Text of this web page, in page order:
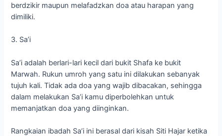
berdzikir maupun melafadzkan doa atau harapan yang
dimiliki.
3. Sa’i
Sa’i adalah berlari-lari kecil dari bukit Shafa ke bukit
Marwah. Rukun umroh yang satu ini dilakukan sebanyak
tujuh kali. Tidak ada doa yang wajib dibacakan, sehingga
dalam melakukan Sa’i kamu diperbolehkan untuk
memanjatkan doa yang diinginkan.
Rangkaian ibadah Sa’i ini berasal dari kisah Siti Hajar ketika